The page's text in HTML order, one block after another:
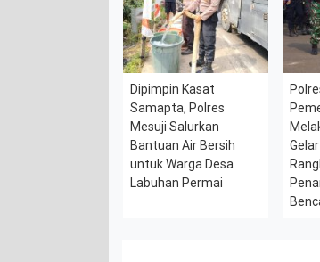
Dipimpin Kasat
Samapta, Polres
Mesuji Salurkan
Bantuan Air Bersih
untuk Warga Desa
Labuhan Permai